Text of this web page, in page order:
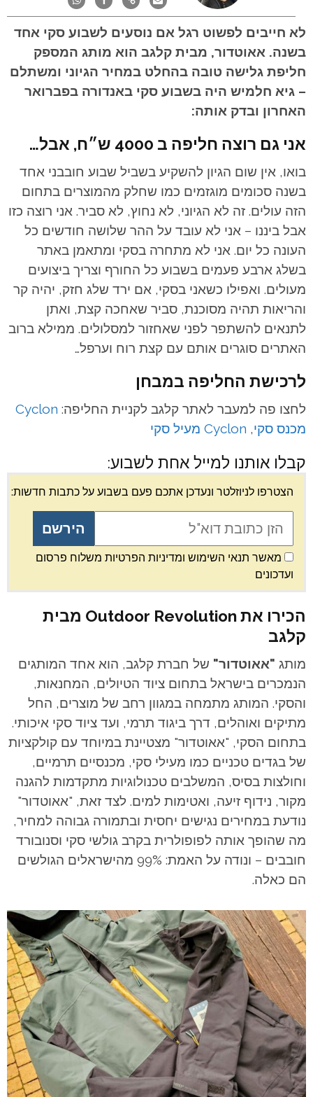
לא חייבים לפשוט רגל אם נוסעים לשבוע סקי אחד
בשנה. אאוטדור, מבית קלגב הוא מותג המספק
חליפת גלישה טובה בהחלט במחיר הגיוני ומשתלם
– גיא חלמיש היה בשבוע סקי באנדורה בפברואר
האחרון ובדק אותה:
אני גם רוצה חליפה ב 4000 ש״ח, אבל…
בואו, אין שום הגיון להשקיע בשביל שבוע חובבני אחד
בשנה סכומים מוגזמים כמו שחלק מהמוצרים בתחום
הזה עולים. זה לא הגיוני, לא נחוץ, לא סביר. אני רוצה כזו
אבל ביננו – אני לא עובד על ההר שלושה חודשים כל
העונה כל יום. אני לא מתחרה בסקי ומתאמן באתר
בשלג ארבע פעמים בשבוע כל החורף וצריך ביצועים
מעולים. ואפילו כשאני בסקי, אם ירד שלג חזק, יהיה קר
והריאות תהיה מסוכנת, סביר שאחכה קצת, ואתן
לתנאים להשתפר לפני שאחזור למסלולים. ממילא ברוב
האתרים סוגרים אותם עם קצת רוח וערפל…
לרכישת החליפה במבחן
לחצו פה למעבר לאתר קלגב לקניית החליפה: Cyclon
מכנס סקי, Cyclon מעיל סקי
קבלו אותנו למייל אחת לשבוע:
הצטרפו לניוזלטר ונעדכן אתכם פעם בשבוע על כתבות חדשות:
מאשר תנאי השימוש ומדיניות הפרטיות משלוח פרסום
ועדכונים
הכירו את Outdoor Revolution מבית
קלגב
מותג "אאוטדור" של חברת קלגב, הוא אחד המותגים
הנמכרים בישראל בתחום ציוד הטיולים, המחנאות,
והסקי. המותג מתמחה במגוון רחב של מוצרים, החל
מתיקים ואוהלים, דרך ביגוד תרמי, ועד ציוד סקי איכותי.
בתחום הסקי, "אאוטדור" מצטיינת במיוחד עם קולקציות
של בגדים טכניים כמו מעילי סקי, מכנסיים תרמיים,
וחולצות בסיס, המשלבים טכנולוגיות מתקדמות להגנה
מקור, נידוף זיעה, ואטימות למים. לצד זאת, "אאוטדור"
נודעת במחירים נגישים יחסית ובתמורה גבוהה למחיר,
מה שהופך אותה לפופולרית בקרב גולשי סקי וסנובורד
חובבים – ונודה על האמת: 99% מהישראלים הגולשים
הם כאלה.